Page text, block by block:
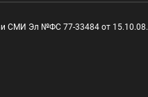
СМИ Эл №ФС 77-33484 от 15.10.08.